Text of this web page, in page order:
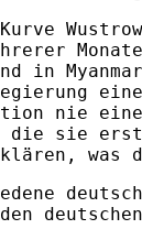
in
nie
sie
was